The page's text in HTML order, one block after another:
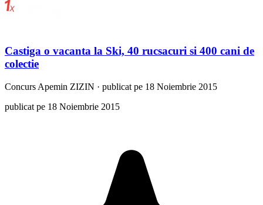
Castiga o vacanta la Ski, 40 rucsacuri si 400 cani de
colectie
Concurs Apemin ZIZIN · publicat pe 18 Noiembrie 2015
publicat pe 18 Noiembrie 2015